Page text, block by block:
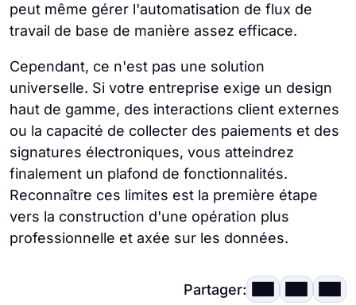
peut même gérer l'automatisation de flux de
travail de base de manière assez efficace.
Cependant, ce n'est pas une solution
universelle. Si votre entreprise exige un design
haut de gamme, des interactions client externes
ou la capacité de collecter des paiements et des
signatures électroniques, vous atteindrez
finalement un plafond de fonctionnalités.
Reconnaître ces limites est la première étape
vers la construction d'une opération plus
professionnelle et axée sur les données.
Partager: